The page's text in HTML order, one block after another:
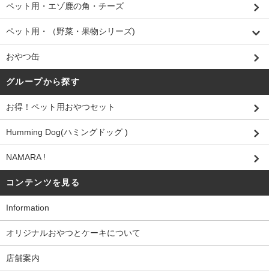
ペット用・エゾ鹿の角・チーズ
ペット用・（野菜・果物シリーズ)
おやつ缶
グループから探す
お得！ペット用おやつセット
Humming Dog(ハミングドッグ )
NAMARA !
コンテンツを見る
Information
オリジナルおやつとケーキについて
店舗案内